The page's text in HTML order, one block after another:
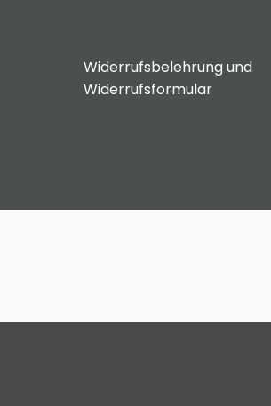
Widerrufsbelehrung und
Widerrufsformular